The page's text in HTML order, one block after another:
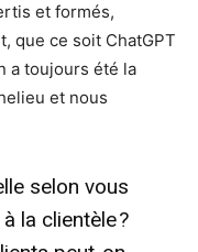
et formés,
que ce soit ChatGPT
a toujours été la
et nous
selon vous
la clientèle ?